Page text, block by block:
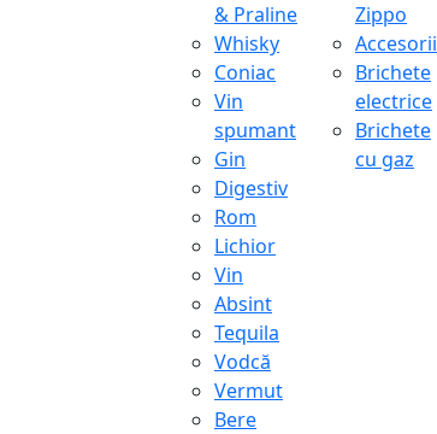
& Praline
Whisky
Coniac
Vin
spumant
Gin
Digestiv
Rom
Lichior
Vin
Absint
Tequila
Vodcă
Vermut
Bere
Zippo
Accesorii
Brichete
electrice
Brichete
cu gaz